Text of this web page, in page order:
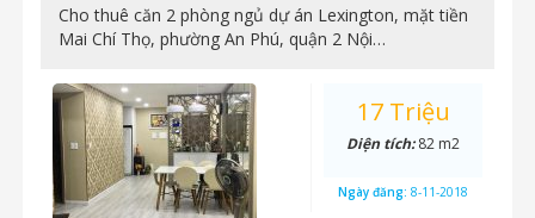
Cho thuê căn 2 phòng ngủ dự án Lexington, mặt tiền
Mai Chí Thọ, phường An Phú, quận 2 Nội…
17 Triệu
Diện tích:82 m2
Ngày đăng: 8-11-2018